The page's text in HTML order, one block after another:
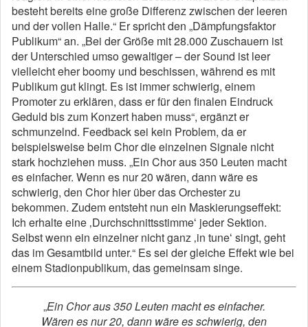
besteht bereits eine große Differenz zwischen der leeren
und der vollen Halle.“ Er spricht den „Dämpfungsfaktor
Publikum“ an. „Bei der Größe mit 28.000 Zuschauern ist
der Unterschied umso gewaltiger – der Sound ist leer
vielleicht eher boomy und beschissen, während es mit
Publikum gut klingt. Es ist immer schwierig, einem
Promoter zu erklären, dass er für den finalen Eindruck
Geduld bis zum Konzert haben muss“, ergänzt er
schmunzelnd. Feedback sei kein Problem, da er
beispielsweise beim Chor die einzelnen Signale nicht
stark hochziehen muss. „Ein Chor aus 350 Leuten macht
es einfacher. Wenn es nur 20 wären, dann wäre es
schwierig, den Chor hier über das Orchester zu
bekommen. Zudem entsteht nun ein Maskierungseffekt:
Ich erhalte eine ‚Durchschnittsstimmeʻ jeder Sektion.
Selbst wenn ein einzelner nicht ganz ‚in tuneʻ singt, geht
das im Gesamtbild unter.“ Es sei der gleiche Effekt wie bei
einem Stadionpublikum, das gemeinsam singe.
„Ein Chor aus 350 Leuten macht es einfacher.
Wären es nur 20, dann wäre es schwierig, den